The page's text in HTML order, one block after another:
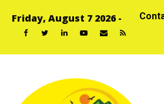
Friday, August 7 2026 -